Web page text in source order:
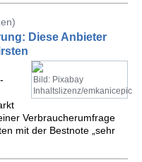
Diese Anbieter
Bild: Pixabay
Inhaltslizenz/emkanicepic
Verbraucherumfrage
mit der Bestnote „sehr